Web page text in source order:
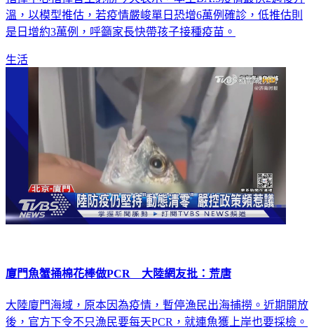
溫，以模型推估，若疫情嚴峻單日恐增6萬例確診，低推估則
是日增約3萬例，呼籲家長快帶孩子接種疫苗。
生活
廈門魚蟹捅棉花棒做PCR 大陸網友批：荒唐
大陸廈門海域，原本因為疫情，暫停漁民出海捕撈。近期開放
後，官方下令不只漁民要每天PCR，就連魚獲上岸也要採檢。